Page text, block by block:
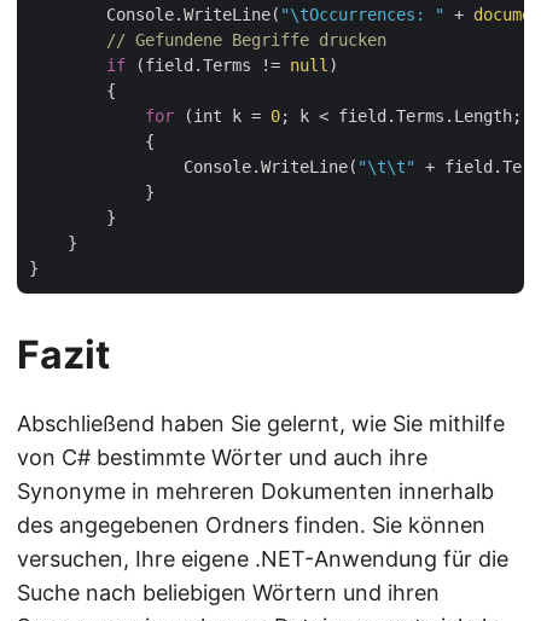
        Console.WriteLine(
"\tOccurrences: " +
// Gefundene Begriffe drucken
if (field.Terms != null )
        {
for (int k = 0; k < field.Terms.Length;
            {
                Console.WriteLine(
"\t\t"
+
            }
        }
    }
Fazit
Abschließend haben Sie gelernt, wie Sie mithilfe
von C# bestimmte Wörter und auch ihre
Synonyme in mehreren Dokumenten innerhalb
des angegebenen Ordners finden. Sie können
versuchen, Ihre eigene .NET-Anwendung für die
Suche nach beliebigen Wörtern und ihren